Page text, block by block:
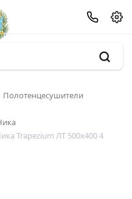
Полотенцесушители
Trapezium ЛТ 500x400 4